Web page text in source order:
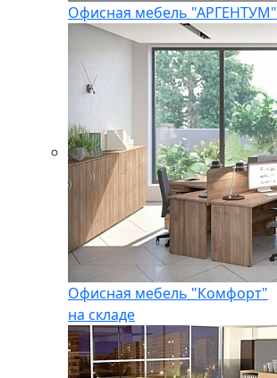
Офисная мебель "АРГЕНТУМ"
Офисная мебель "Комфорт"
на складе